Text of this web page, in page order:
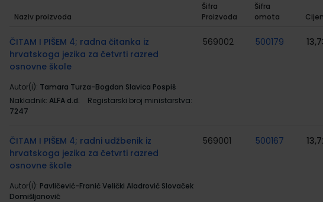
proizvodi
Naziv proizvoda
Šifra
Proizvoda
Šifra
omota
ČITAM I PIŠEM 4; radna čitanka iz
hrvatskoga jezika za četvrti razred
osnovne škole
Autor(i): Tamara Turza-Bogdan Slavica Pospiš
Nakladnik: ALFA d.d.
Registarski broj ministarstva:
7247
569002 500179
ČITAM I PIŠEM 4; radni udžbenik iz
hrvatskoga jezika za četvrti razred
osnovne škole
Autor(i): Pavličević-Franić Velički Aladrović Slovaček
Domišljanović
569001 500167